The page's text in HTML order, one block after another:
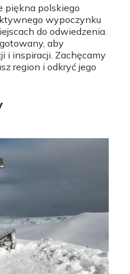
piękna polskiego
wypoczynku
do odwiedzenia.
aby
i inspiracji. Zachęcamy
region i odkryć jego